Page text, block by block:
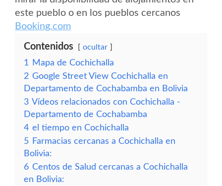
este pueblo o en los pueblos cercanos
Booking.com
Contenidos ocultar
1
Mapa de Cochichalla
2 Google Street View Cochichalla en
Departamento de Cochabamba en Bolivia
3 Vídeos relacionados con Cochichalla -
Departamento de Cochabamba
4 el tiempo en Cochichalla
5 Farmacias cercanas a Cochichalla en
Bolivia:
6 Centos de Salud cercanas a Cochichalla
en Bolivia: